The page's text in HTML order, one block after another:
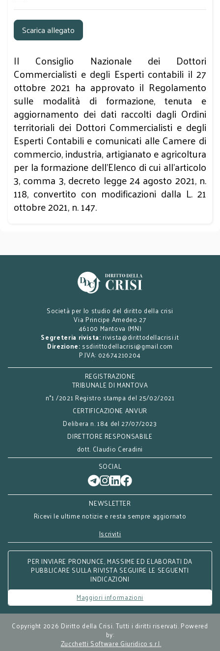
Scarica allegato
Il Consiglio Nazionale dei Dottori
Commercialisti e degli Esperti contabili il 27
ottobre 2021 ha approvato il Regolamento
sulle modalità di formazione, tenuta e
aggiornamento dei dati raccolti dagli Ordini
territoriali dei Dottori Commercialisti e degli
Esperti Contabili e comunicati alle Camere di
commercio, industria, artigianato e agricoltura
per la formazione dell’Elenco di cui all’articolo
3, comma 3, decreto legge 24 agosto 2021, n.
118, convertito con modificazioni dalla L. 21
ottobre 2021, n. 147.
Società per lo studio del diritto della crisi
Via Principe Amedeo 27
46100 Mantova (MN)
Segreteria rivista: rivista@dirittodellacrisi.it
Direzione: ssdirittodellacrisi@gmail.com
P.IVA: 02674210204
REGISTRAZIONE
TRIBUNALE DI MANTOVA
n°1 /2021 Registro stampa del 25/02/2021
CERTIFICAZIONE ANVUR
Delibera n. 184 del 27/07/2023
DIRETTORE RESPONSABILE
dott. Claudio Ceradini
SOCIAL
NEWSLETTER
Ricevi le ultime notizie e resta sempre aggiornato
Iscriviti
PER INVIARE PRONUNCE, MASSIME ED ELABORATI DA
PUBBLICARE SULLA RIVISTA SEGUIRE LE SEGUENTI
INDICAZIONI
Maggiori informazioni
Copyright 2026 Diritto della Crisi. Tutti i diritti riservati. Powered
by:
Zucchetti Software Giuridico s.r.l.